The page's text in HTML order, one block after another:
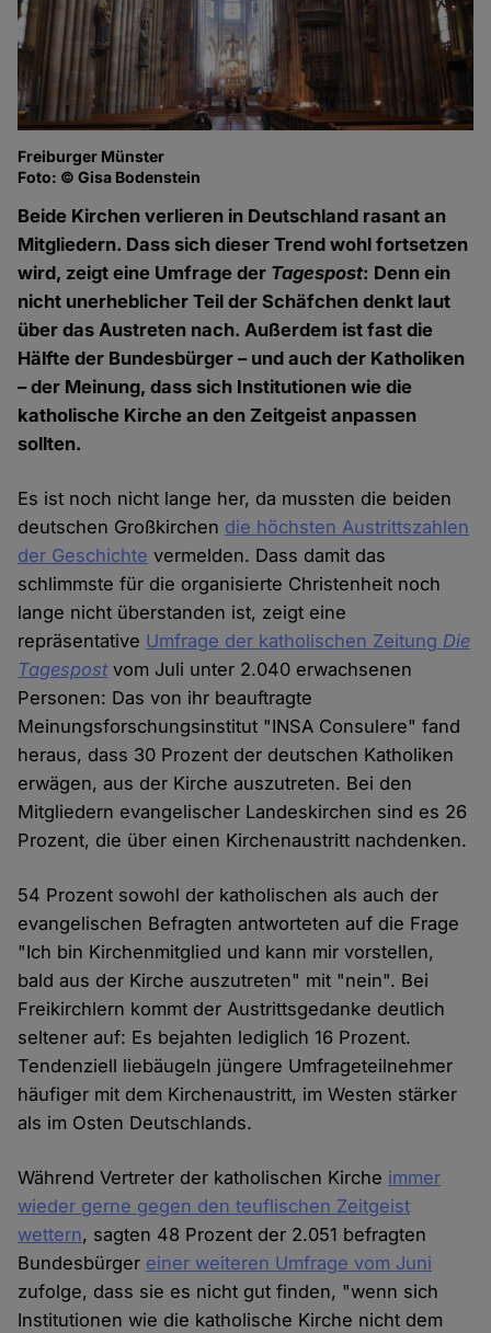
Freiburger Münster
Foto: © Gisa Bodenstein
Beide Kirchen verlieren in Deutschland rasant an
Mitgliedern. Dass sich dieser Trend wohl fortsetzen
wird, zeigt eine Umfrage der Tagespost: Denn ein
nicht unerheblicher Teil der Schäfchen denkt laut
über das Austreten nach. Außerdem ist fast die
Hälfte der Bundesbürger – und auch der Katholiken
– der Meinung, dass sich Institutionen wie die
katholische Kirche an den Zeitgeist anpassen
sollten.
Es ist noch nicht lange her, da mussten die beiden
deutschen Großkirchen die höchsten Austrittszahlen
der Geschichte vermelden. Dass damit das
schlimmste für die organisierte Christenheit noch
lange nicht überstanden ist, zeigt eine
repräsentative Umfrage der katholischen Zeitung Die
Tagespostvom Juli unter 2.040 erwachsenen
Personen: Das von ihr beauftragte
Meinungsforschungsinstitut "INSA Consulere" fand
heraus, dass 30 Prozent der deutschen Katholiken
erwägen, aus der Kirche auszutreten. Bei den
Mitgliedern evangelischer Landeskirchen sind es 26
Prozent, die über einen Kirchenaustritt nachdenken.
54 Prozent sowohl der katholischen als auch der
evangelischen Befragten antworteten auf die Frage
"Ich bin Kirchenmitglied und kann mir vorstellen,
bald aus der Kirche auszutreten" mit "nein". Bei
Freikirchlern kommt der Austrittsgedanke deutlich
seltener auf: Es bejahten lediglich 16 Prozent.
Tendenziell liebäugeln jüngere Umfrageteilnehmer
häufiger mit dem Kirchenaustritt, im Westen stärker
als im Osten Deutschlands.
Während Vertreter der katholischen Kirche immer
wieder gerne gegen den teuflischen Zeitgeist
wettern, sagten 48 Prozent der 2.051 befragten
Bundesbürger einer weiteren Umfrage vom Juni
zufolge, dass sie es nicht gut finden, "wenn sich
Institutionen wie die katholische Kirche nicht dem